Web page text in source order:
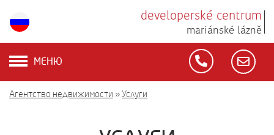
developerské centrum
mariánské lázně
МЕНЮ
Агентство недвижимости »Услуги